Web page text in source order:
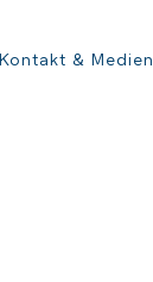
Kontakt & Medien